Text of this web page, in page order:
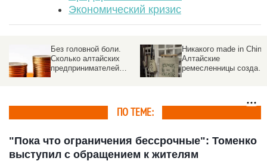
Экономический кризис
Никакого made in China.
Алтайские
ремесленницы создают
Да, не прав! Чему
трудный 2025 год
научил лучших
ПО ТЕМЕ:
"Пока что ограничения бессрочные": Томенко
выступил с обращением к жителям